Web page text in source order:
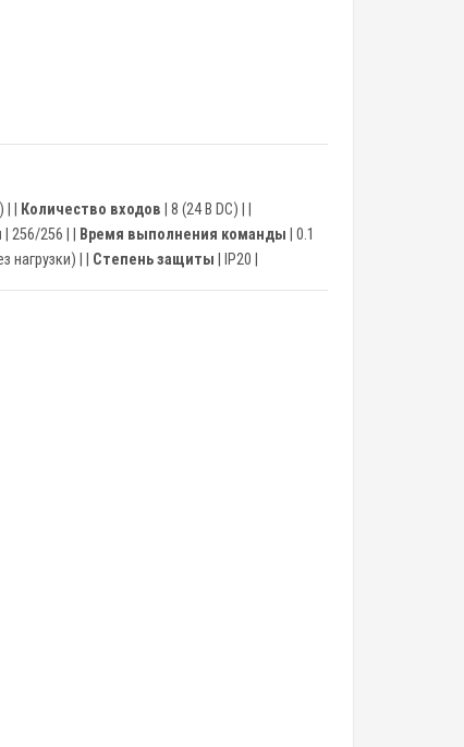
| Количество входов | 8 (24 В DC) | |
| 256/256 | | Время выполнения команды | 0.1
нагрузки) | | Степень защиты | IP20 |